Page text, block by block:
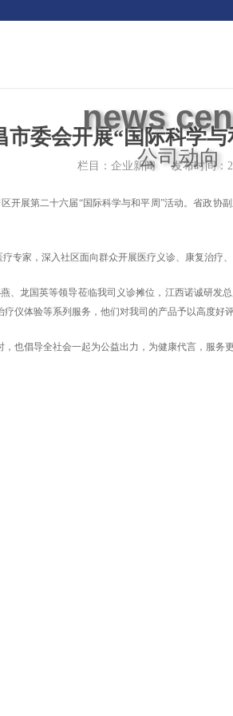
news
公司动向
委会开展“国际科学
栏目：企业新闻 发布时间：
展第二十六届“国际科学与和平周”活动。省政协
家，深入社区面向群众开展医疗义诊、康复治疗
龙国英等领导莅临我司义诊摊位，江西诺诚研发
仪体验等系列服务，他们对我司的产品予以高度好评
倡导全社会一起为公益出力，为健康代言，服务更